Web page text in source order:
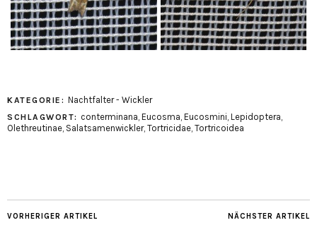
KATEGORIE: Nachtfalter - Wickler
SCHLAGWORT: conterminana, Eucosma, Eucosmini, Lepidoptera,
Olethreutinae, Salatsamenwickler, Tortricidae, Tortricoidea
VORHERIGER ARTIKEL NÄCHSTER ARTIKEL